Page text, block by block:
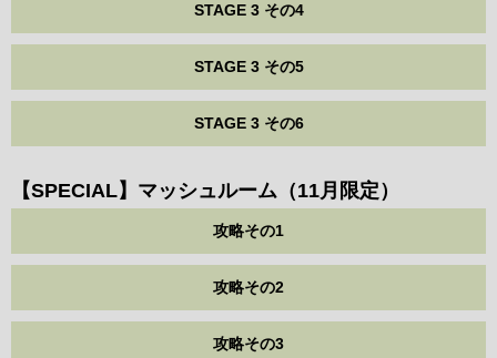
STAGE 3 その4
STAGE 3 その5
STAGE 3 その6
【SPECIAL】マッシュルーム（11月限定）
攻略その1
攻略その2
攻略その3